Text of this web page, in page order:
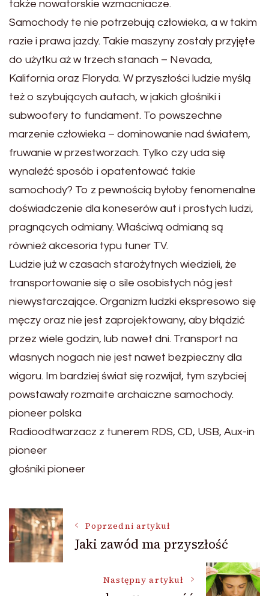
także nowatorskie wzmacniacze.
Samochody te nie potrzebują człowieka, a w takim
razie i prawa jazdy. Takie maszyny zostały przyjęte
do użytku aż w trzech stanach – Nevada,
Kalifornia oraz Floryda. W przyszłości ludzie myślą
też o szybujących autach, w jakich głośniki i
subwoofery to fundament. To powszechne
marzenie człowieka – dominowanie nad światem,
fruwanie w przestworzach. Tylko czy uda się
wynaleźć sposób i opatentować takie
samochody? To z pewnością byłoby fenomenalne
doświadczenie dla koneserów aut i prostych ludzi,
pragnących odmiany. Właściwą odmianą są
również akcesoria typu tuner TV.
Ludzie już w czasach starożytnych wiedzieli, że
transportowanie się o sile osobistych nóg jest
niewystarczające. Organizm ludzki ekspresowo się
męczy oraz nie jest zaprojektowany, aby błądzić
przez wiele godzin, lub nawet dni. Transport na
własnych nogach nie jest nawet bezpieczny dla
wigoru. Im bardziej świat się rozwijał, tym szybciej
powstawały rozmaite archaiczne samochody.
pioneer polska
Radioodtwarzacz z tunerem RDS, CD, USB, Aux-in
pioneer
głośniki pioneer
Nawigacja
wpisu
Poprzedni artykuł
Jaki zawód ma przyszłość
Następny artykuł